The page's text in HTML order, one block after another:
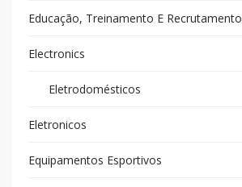
Educação, Treinamento E Recrutamento
Electronics
Eletrodomésticos
Eletronicos
Equipamentos Esportivos